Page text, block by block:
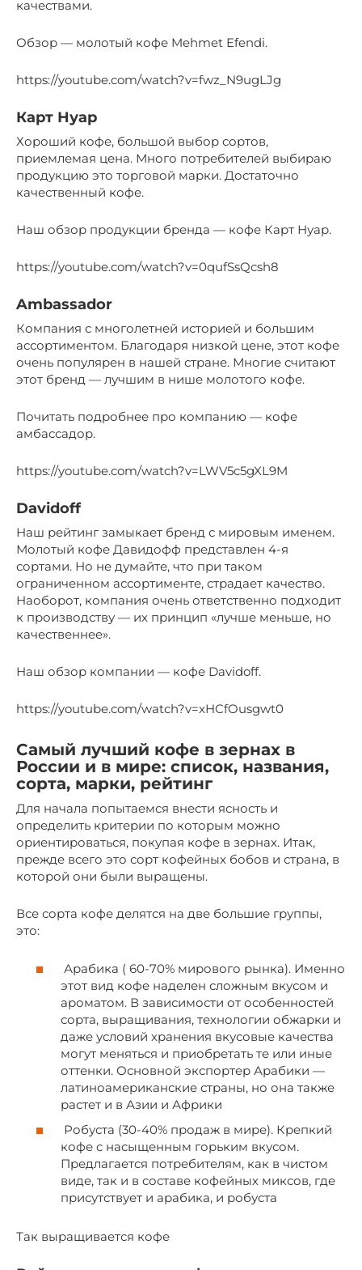
качествами.
Обзор — молотый кофе Mehmet Efendi.
https://youtube.com/watch?v=fwz_N9ugLJg
Карт Нуар
Хороший кофе, большой выбор сортов,
приемлемая цена. Много потребителей выбираю
продукцию это торговой марки. Достаточно
качественный кофе.
Наш обзор продукции бренда — кофе Карт Нуар.
https://youtube.com/watch?v=0qufSsQcsh8
Ambassador
Компания с многолетней историей и большим
ассортиментом. Благодаря низкой цене, этот кофе
очень популярен в нашей стране. Многие считают
этот бренд — лучшим в нише молотого кофе.
Почитать подробнее про компанию — кофе
амбассадор.
https://youtube.com/watch?v=LWV5c5gXL9M
Davidoff
Наш рейтинг замыкает бренд с мировым именем.
Молотый кофе Давидофф представлен 4-я
сортами. Но не думайте, что при таком
ограниченном ассортименте, страдает качество.
Наоборот, компания очень ответственно подходит
к производству — их принцип «лучше меньше, но
качественнее».
Наш обзор компании — кофе Davidoff.
https://youtube.com/watch?v=xHCfOusgwt0
Самый лучший кофе в зернах в
России и в мире: список, названия,
сорта, марки, рейтинг
Для начала попытаемся внести ясность и
определить критерии по которым можно
ориентироваться, покупая кофе в зернах. Итак,
прежде всего это сорт кофейных бобов и страна, в
которой они были выращены.
Все сорта кофе делятся на две большие группы,
это:
Арабика ( 60-70% мирового рынка). Именно
этот вид кофе наделен сложным вкусом и
ароматом. В зависимости от особенностей
сорта, выращивания, технологии обжарки и
даже условий хранения вкусовые качества
могут меняться и приобретать те или иные
оттенки. Основной экспортер Арабики —
латиноамериканские страны, но она также
растет и в Азии и Африки
Робуста (30-40% продаж в мире). Крепкий
кофе с насыщенным горьким вкусом.
Предлагается потребителям, как в чистом
виде, так и в составе кофейных миксов, где
присутствует и арабика, и робуста
Так выращивается кофе